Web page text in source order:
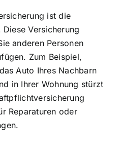
ist die
Versicherung
anderen Personen
Zum Beispiel,
Auto Ihres Nachbarn
in Ihrer Wohnung stürzt
Reparaturen oder